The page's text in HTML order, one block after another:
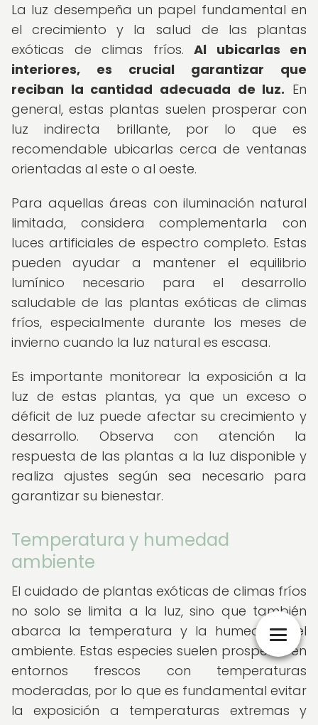
La luz desempeña un papel fundamental en
el crecimiento y la salud de las plantas
exóticas de climas fríos. Al ubicarlas en
interiores, es crucial garantizar que
reciban la cantidad adecuada de luz. En
general, estas plantas suelen prosperar con
luz indirecta brillante, por lo que es
recomendable ubicarlas cerca de ventanas
orientadas al este o al oeste.
Para aquellas áreas con iluminación natural
limitada, considera complementarla con
luces artificiales de espectro completo. Estas
pueden ayudar a mantener el equilibrio
lumínico necesario para el desarrollo
saludable de las plantas exóticas de climas
fríos, especialmente durante los meses de
invierno cuando la luz natural es escasa.
Es importante monitorear la exposición a la
luz de estas plantas, ya que un exceso o
déficit de luz puede afectar su crecimiento y
desarrollo. Observa con atención la
respuesta de las plantas a la luz disponible y
realiza ajustes según sea necesario para
garantizar su bienestar.
Temperatura y humedad
ambiente
El cuidado de plantas exóticas de climas fríos
no solo se limita a la luz, sino que también
abarca la temperatura y la humedad del
ambiente. Estas especies suelen prosperar en
entornos frescos con temperaturas
moderadas, por lo que es fundamental evitar
la exposición a temperaturas extremas y